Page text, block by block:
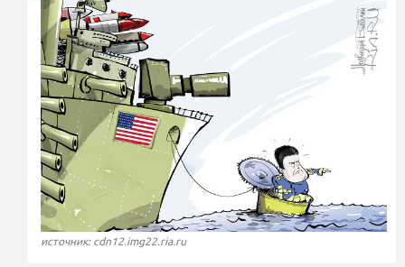
источник: cdn12.img22.ria.ru